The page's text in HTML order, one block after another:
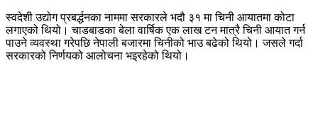
स्वदेशी उद्योग प्रबर्द्धनका नाममा सरकारले भदौ ३१ मा चिनी आयातमा कोटा
लगाएको थियो। चाडबाडका बेला वार्षिक एक लाख टन मात्रै चिनी आयात गर्न
पाउने व्यवस्था गरेपछि नेपाली बजारमा चिनीको भाउ बढेको थियो। जसले गर्दा
सरकारको निर्णयको आलोचना भइरहेको थियो।